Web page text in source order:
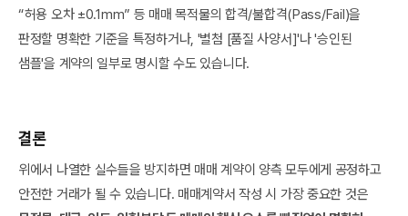
“허용 오차 ±0.1mm” 등 매매 목적물의 합격/불합격(Pass/Fail)을
판정할 명확한 기준을 특정하거나, '별첨 [품질 사양서]'나 '승인된
샘플'을 계약의 일부로 명시할 수도 있습니다.
결론
위에서 나열한 실수들을 방지하면 매매 계약이 양측 모두에게 공정하고
안전한 거래가 될 수 있습니다. 매매계약서 작성 시 가장 중요한 것은